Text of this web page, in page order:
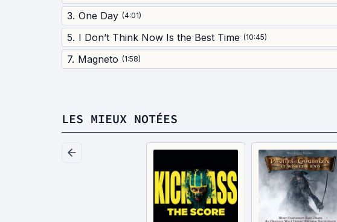
3. One Day (4:01)
5. I Don’t Think Now Is the Best Time (10:45)
7. Magneto (1:58)
LES MIEUX NOTÉES